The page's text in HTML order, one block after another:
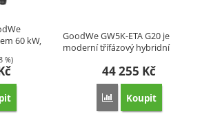
60 kW,
%)
GW60KS-MT (WiFi, displej) – třífázový
GoodWe GW5K-ETA G20 je
moderní třífázový hybridní
44 255 Kč
Přidat 'GoodWe
Koupit